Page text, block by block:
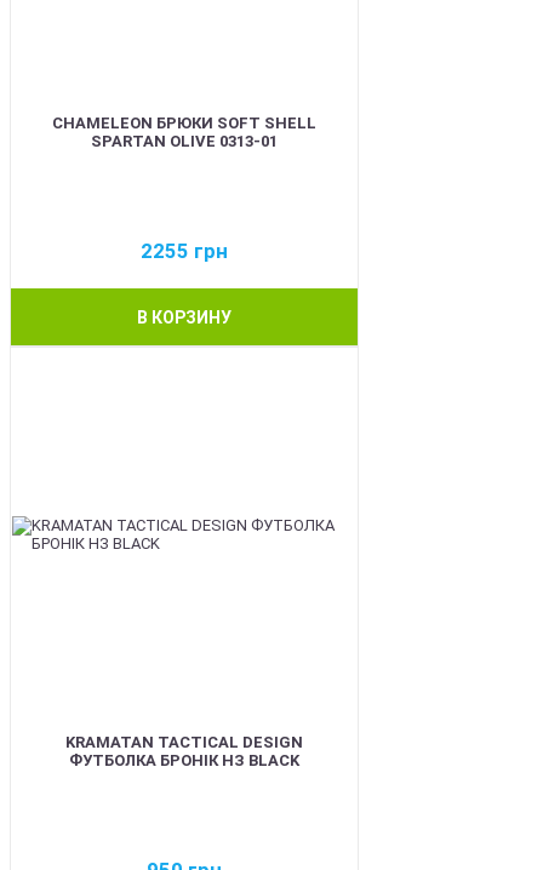
CHAMELEON БРЮКИ SOFT SHELL
SPARTAN OLIVE 0313-01
2255 грн
В КОРЗИНУ
KRAMATAN TACTICAL DESIGN
ФУТБОЛКА БРОНІК НЗ BLACK